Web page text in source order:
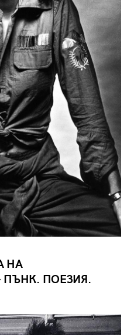
НА
ПЪНК. ПОЕЗИЯ.